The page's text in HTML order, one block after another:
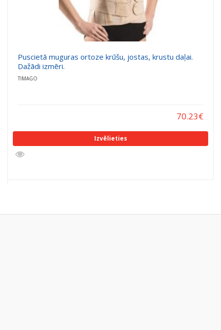
Puscietā muguras ortoze krūšu, jostas, krustu daļai.
Dažādi izmēri.
TIMAGO
70.23€
Izvēlieties